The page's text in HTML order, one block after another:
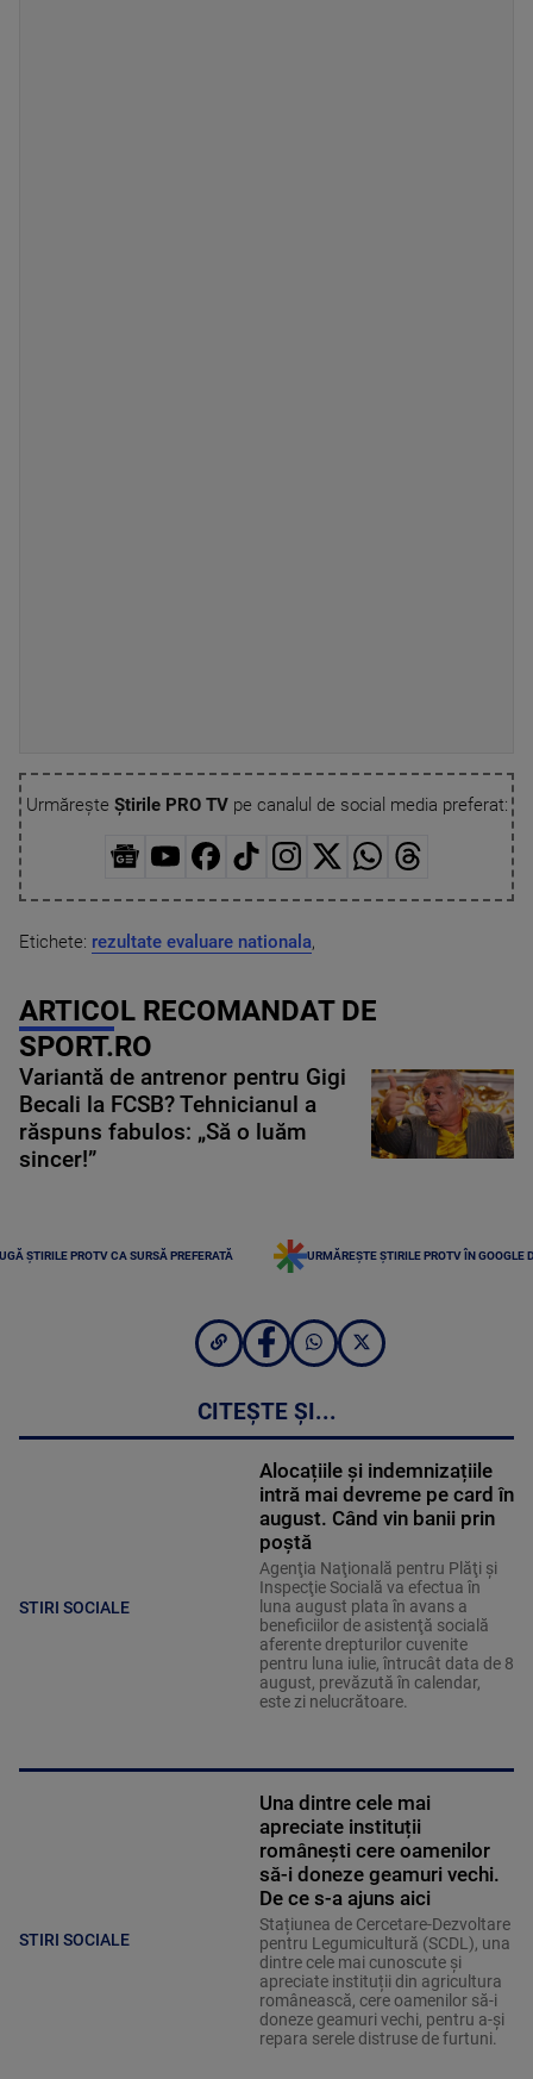
Urmărește Știrile PRO TVpe canalul de social media preferat:
Etichete: rezultate evaluare nationala,
ARTICOL RECOMANDAT DE
SPORT.RO
Variantă de antrenor pentru Gigi
Becali la FCSB? Tehnicianul a
răspuns fabulos: „Să o luăm
sincer!”
ȘTIRILE PROTV CA SURSĂ PREFERATĂ URMĂREȘTE ȘTIRILE PROTV ÎN GOOGLE
CITEȘTE ȘI...
STIRI SOCIALE
Alocațiile și indemnizațiile
intră mai devreme pe card în
august. Când vin banii prin
poștă
Agenţia Naţională pentru Plăţi şi
Inspecţie Socială va efectua în
luna august plata în avans a
beneficiilor de asistenţă socială
aferente drepturilor cuvenite
pentru luna iulie, întrucât data de 8
august, prevăzută în calendar,
este zi nelucrătoare.
STIRI SOCIALE
Una dintre cele mai
apreciate instituții
românești cere oamenilor
să-i doneze geamuri vechi.
De ce s-a ajuns aici
Stațiunea de Cercetare-Dezvoltare
pentru Legumicultură (SCDL), una
dintre cele mai cunoscute și
apreciate instituții din agricultura
românească, cere oamenilor să-i
doneze geamuri vechi, pentru a-și
repara serele distruse de furtuni.